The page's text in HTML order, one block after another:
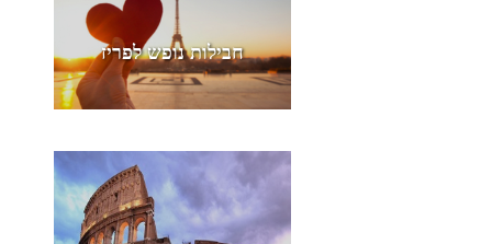
חבילות נופש לפריז